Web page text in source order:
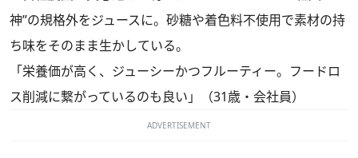
神”の規格外をジュースに。砂糖や着色料不使用で素材の持
ち味をそのまま生かしている。
「栄養価が高く、ジューシーかつフルーティー。フードロ
ス削減に繋がっているのも良い」（31歳・会社員）
ADVERTISEMENT